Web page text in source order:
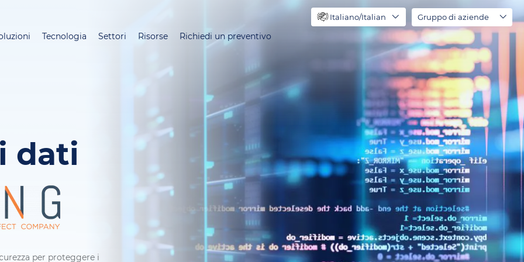
contenuto
Tecnologia Settori Risorse Richiedi un preventivo
Italiano/Italian Gruppo di aziende
dati
per proteggere i